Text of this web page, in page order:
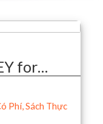
for…
Phí,Sách Thực